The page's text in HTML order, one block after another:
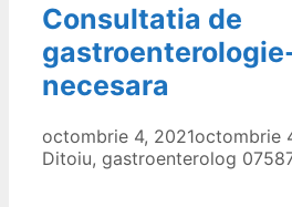
Consultatia de
necesara
octombrie 4, 2021octombrie
Ditoiu, gastroenterolog